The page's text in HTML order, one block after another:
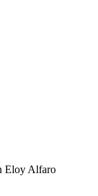
Eloy Alfaro